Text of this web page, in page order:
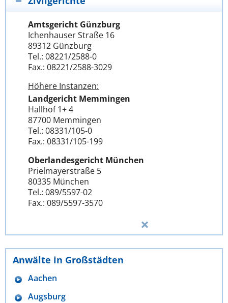
Amtsgericht Günzburg
Ichenhauser Straße 16
89312 Günzburg
Tel.: 08221/2588-0
Fax.: 08221/2588-3029
Höhere Instanzen:
Landgericht Memmingen
Hallhof 1+ 4
87700 Memmingen
Tel.: 08331/105-0
Fax.: 08331/105-199
Oberlandesgericht München
Prielmayerstraße 5
80335 München
Tel.: 089/5597-02
Fax.: 089/5597-3570
Anwälte in Großstädten
Aachen
Augsburg